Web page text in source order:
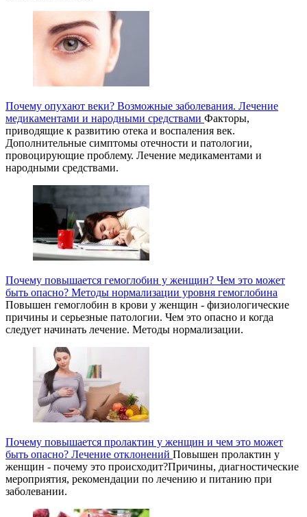
Почему опухают веки? Возможные заболевания. Лечение
медикаментами и народными средствами Факторы,
приводящие к развитию отека и воспаления век.
Дополнительные симптомы отечности и патологии,
провоцирующие проблему. Лечение медикаментами и
народными средствами.
Почему повышается гемоглобин у женщин? Чем это может
быть опасно? Методы нормализации уровня гемоглобина
Повышен гемоглобин в крови у женщин - физиологические
причины и серьезные патологии. Чем это опасно и когда
следует начинать лечение. Методы нормализации.
Почему повышается пролактин у женщин и чем это может
быть опасно? Лечение отклонений Повышен пролактин у
женщин - почему это происходит?Причины, диагностические
мероприятия, рекомендации по лечению и питанию при
заболевании.